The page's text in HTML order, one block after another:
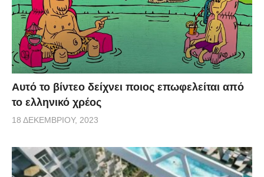
Αυτό το βίντεο δείχνει ποιος επωφελείται από
το ελληνικό χρέος
18 ΔΕΚΕΜΒΡΊΟΥ, 2023